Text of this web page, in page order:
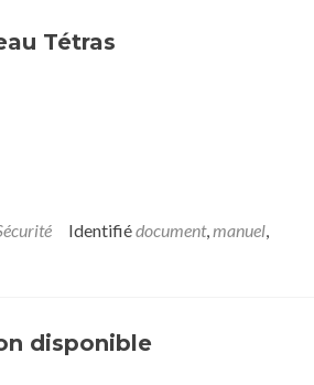
Tétras
Identifiédocument,manuel,
disponible